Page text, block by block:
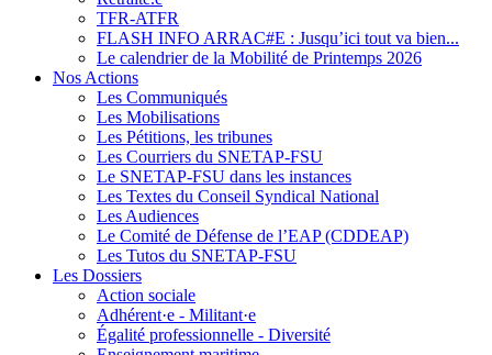
TFR-ATFR
FLASH INFO ARRAC#E : Jusqu’ici tout va bien...
Le calendrier de la Mobilité de Printemps 2026
Nos Actions
Les Communiqués
Les Mobilisations
Les Pétitions, les tribunes
Les Courriers du SNETAP-FSU
Le SNETAP-FSU dans les instances
Les Textes du Conseil Syndical National
Les Audiences
Le Comité de Défense de l’EAP (CDDEAP)
Les Tutos du SNETAP-FSU
Les Dossiers
Action sociale
Adhérent·e - Militant·e
Égalité professionnelle - Diversité